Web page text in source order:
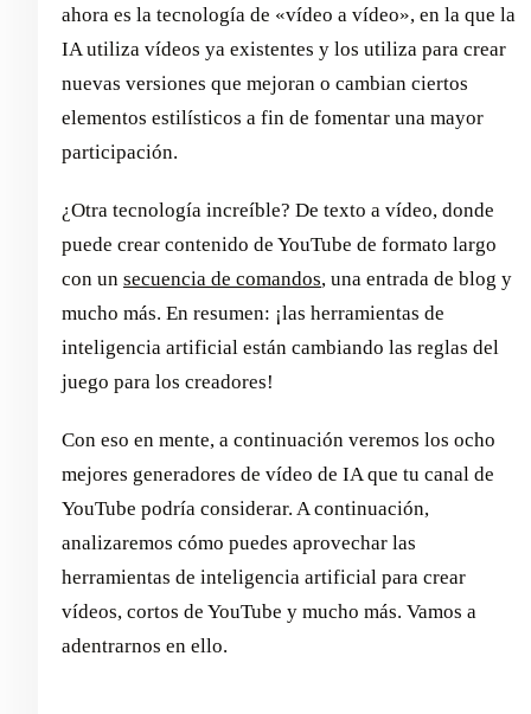
ahora es la tecnología de «vídeo a vídeo», en la que la
IA utiliza vídeos ya existentes y los utiliza para crear
nuevas versiones que mejoran o cambian ciertos
elementos estilísticos a fin de fomentar una mayor
participación.
¿Otra tecnología increíble? De texto a vídeo, donde
puede crear contenido de YouTube de formato largo
con un secuencia de comandos, una entrada de blog y
mucho más. En resumen: ¡las herramientas de
inteligencia artificial están cambiando las reglas del
juego para los creadores!
Con eso en mente, a continuación veremos los ocho
mejores generadores de vídeo de IA que tu canal de
YouTube podría considerar. A continuación,
analizaremos cómo puedes aprovechar las
herramientas de inteligencia artificial para crear
vídeos, cortos de YouTube y mucho más. Vamos a
adentrarnos en ello.